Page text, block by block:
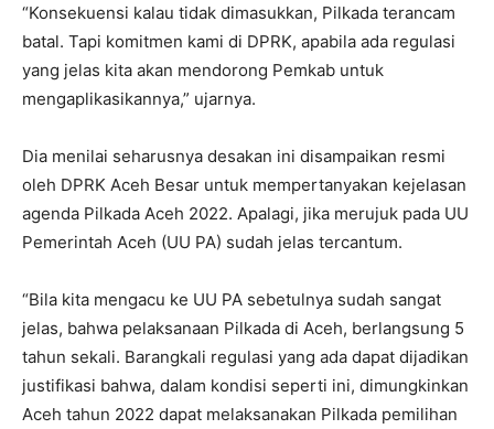
“Konsekuensi kalau tidak dimasukkan, Pilkada terancam
batal. Tapi komitmen kami di DPRK, apabila ada regulasi
yang jelas kita akan mendorong Pemkab untuk
mengaplikasikannya,” ujarnya.
Dia menilai seharusnya desakan ini disampaikan resmi
oleh DPRK Aceh Besar untuk mempertanyakan kejelasan
agenda Pilkada Aceh 2022. Apalagi, jika merujuk pada UU
Pemerintah Aceh (UU PA) sudah jelas tercantum.
“Bila kita mengacu ke UU PA sebetulnya sudah sangat
jelas, bahwa pelaksanaan Pilkada di Aceh, berlangsung 5
tahun sekali. Barangkali regulasi yang ada dapat dijadikan
justifikasi bahwa, dalam kondisi seperti ini, dimungkinkan
Aceh tahun 2022 dapat melaksanakan Pilkada pemilihan